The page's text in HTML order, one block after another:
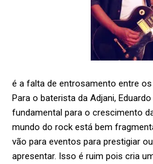
é a falta de entrosamento entre
Para o baterista da Adjani,
fundamental para o crescimento
mundo do rock está bem
vão para eventos para prestigiar
apresentar. Isso é ruim pois cria